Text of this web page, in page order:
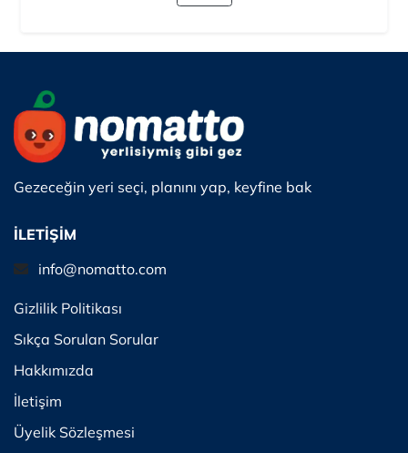
Gezeceğin yeri seçi, planını yap, keyfine bak
İLETİŞİM
info@nomatto.com
Gizlilik Politikası
Sıkça Sorulan Sorular
Hakkımızda
İletişim
Üyelik Sözleşmesi